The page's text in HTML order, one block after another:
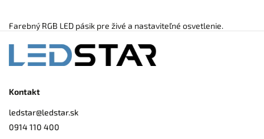
Farebný RGB LED pásik pre živé a nastaviteľné osvetlenie.
Kontakt
ledstar@ledstar.sk
0914 110 400